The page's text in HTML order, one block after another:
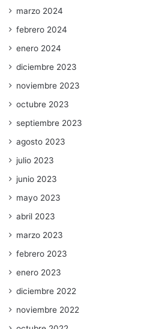
marzo 2024
febrero 2024
enero 2024
diciembre 2023
noviembre 2023
octubre 2023
septiembre 2023
agosto 2023
julio 2023
junio 2023
mayo 2023
abril 2023
marzo 2023
febrero 2023
enero 2023
diciembre 2022
noviembre 2022